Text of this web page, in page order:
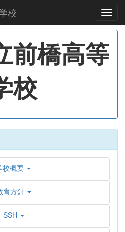
校
前橋高等
校
校概要
育方針
SSH